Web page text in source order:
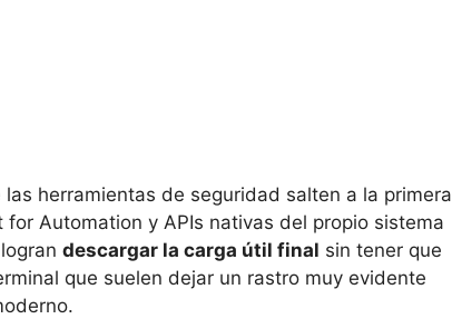
herramientas de seguridad salten a la primera
Automation y APIs nativas del propio sistema
descargar la carga útil final sin tener que
que suelen dejar un rastro muy evidente